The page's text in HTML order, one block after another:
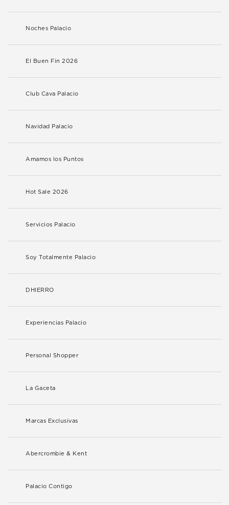
Noches Palacio
El Buen Fin 2026
Club Cava Palacio
Navidad Palacio
Amamos los Puntos
Hot Sale 2026
Servicios Palacio
Soy Totalmente Palacio
DHIERRO
Experiencias Palacio
Personal Shopper
La Gaceta
Marcas Exclusivas
Abercrombie & Kent
Palacio Contigo